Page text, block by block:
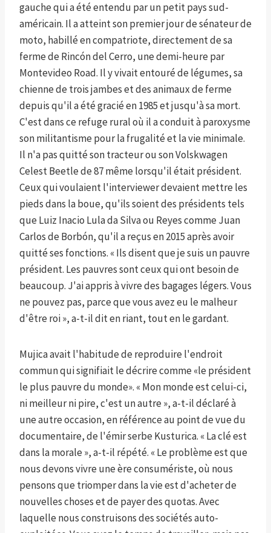
gauche qui a été entendu par un petit pays sud-
américain. Il a atteint son premier jour de sénateur de
moto, habillé en compatriote, directement de sa
ferme de Rincón del Cerro, une demi-heure par
Montevideo Road. Il y vivait entouré de légumes, sa
chienne de trois jambes et des animaux de ferme
depuis qu'il a été gracié en 1985 et jusqu'à sa mort.
C'est dans ce refuge rural où il a conduit à paroxysme
son militantisme pour la frugalité et la vie minimale.
Il n'a pas quitté son tracteur ou son Volskwagen
Celest Beetle de 87 même lorsqu'il était président.
Ceux qui voulaient l'interviewer devaient mettre les
pieds dans la boue, qu'ils soient des présidents tels
que Luiz Inacio Lula da Silva ou Reyes comme Juan
Carlos de Borbón, qu'il a reçus en 2015 après avoir
quitté ses fonctions. « Ils disent que je suis un pauvre
président. Les pauvres sont ceux qui ont besoin de
beaucoup. J'ai appris à vivre des bagages légers. Vous
ne pouvez pas, parce que vous avez eu le malheur
d'être roi », a-t-il dit en riant, tout en le gardant.
Mujica avait l'habitude de reproduire l'endroit
commun qui signifiait le décrire comme «le président
le plus pauvre du monde». « Mon monde est celui-ci,
ni meilleur ni pire, c'est un autre », a-t-il déclaré à
une autre occasion, en référence au point de vue du
documentaire, de l'émir serbe Kusturica. « La clé est
dans la morale », a-t-il répété. « Le problème est que
nous devons vivre une ère consumériste, où nous
pensons que triomper dans la vie est d'acheter de
nouvelles choses et de payer des quotas. Avec
laquelle nous construisons des sociétés auto-